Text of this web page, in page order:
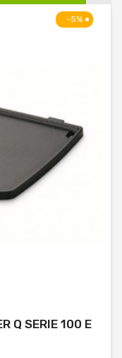
-5%
Q SERIE 100 E